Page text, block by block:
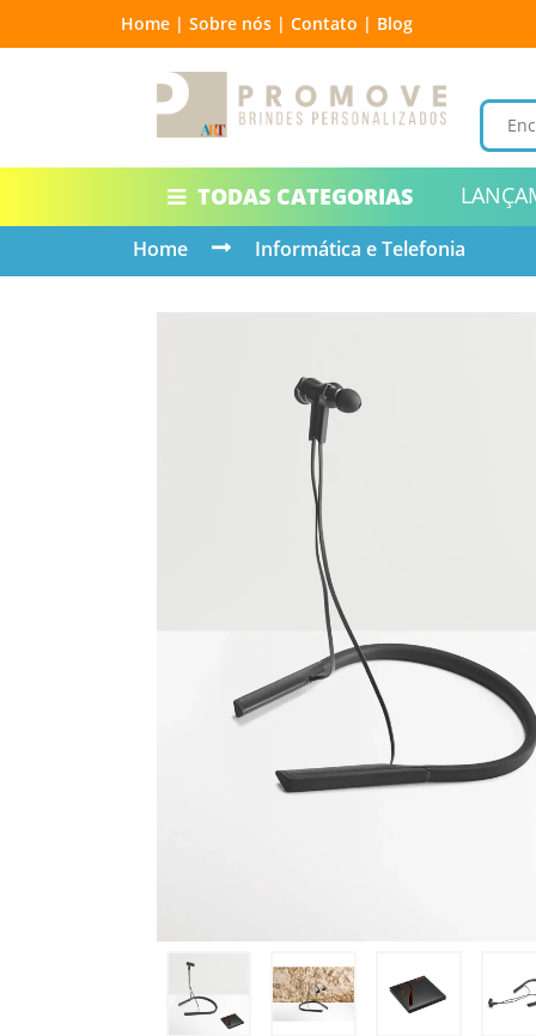
Home | Sobre nós | Contato | Blog
TODAS CATEGORIAS
Home Informática e Telefonia